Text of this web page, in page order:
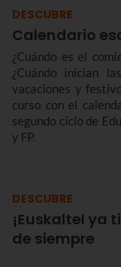
DESCUBRE
Calendario
¿Cuándo es el
¿Cuándo inician
vacaciones y
curso con el
segundo ciclo de
y FP.
DESCUBRE
¡Euskaltel ya
de siempre